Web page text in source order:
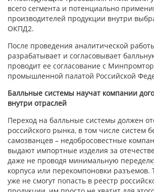
всего сегмента и потенциально
производителей продукции внутри
ОКПД2.
После проведения аналитической
разрабатывает и согласовывает
проводит ее согласование с
промышленной палатой Российской
Балльные системы научат компании
внутри отраслей
Переход на балльные системы должен
российского рынка, в том числе систем
самозванцев – недобросовестные
выдают импортные изделия за
даже не проводя минимальную
корпуса или перекомпоновки разъемов.
уже не смогут попасть в реестр